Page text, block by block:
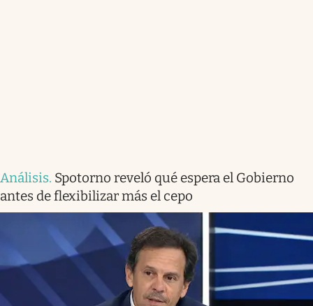
Análisis. Spotorno reveló qué espera el Gobierno
antes de flexibilizar más el cepo